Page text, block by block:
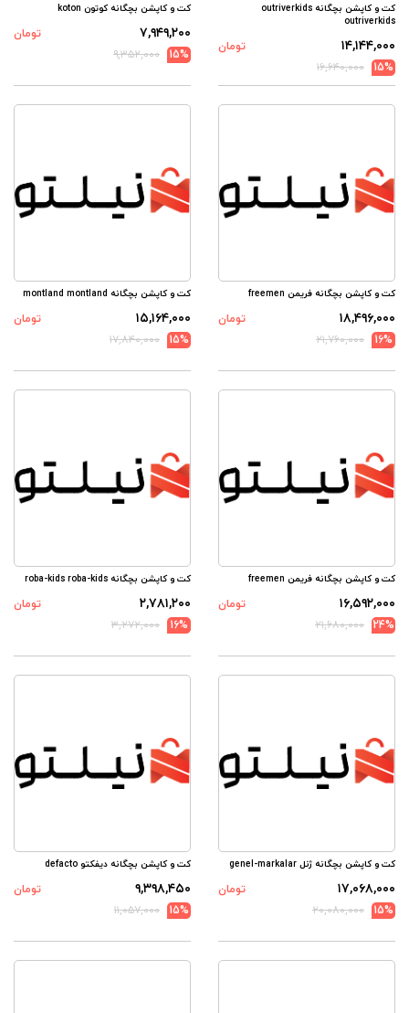
کت و کاپشن بچگانه outriverkids
outriverkids
۱۴,۱۴۴,۰۰۰
تومان
15%
۱۶,۶۴۰,۰۰۰
کت و کاپشن بچگانه کوتون koton
۷,۹۴۹,۲۰۰
تومان
15%
۹,۳۵۲,۰۰۰
کت و کاپشن بچگانه فریمن freemen
۱۸,۴۹۶,۰۰۰
تومان
16%
۲۱,۷۶۰,۰۰۰
کت و کاپشن بچگانه montland montland
۱۵,۱۶۴,۰۰۰
تومان
15%
۱۷,۸۴۰,۰۰۰
کت و کاپشن بچگانه فریمن freemen
۱۶,۵۹۲,۰۰۰
تومان
24%
۲۱,۶۸۰,۰۰۰
کت و کاپشن بچگانه roba-kids roba-kids
۲,۷۸۱,۲۰۰
تومان
16%
۳,۲۷۲,۰۰۰
کت و کاپشن بچگانه ژنل genel-markalar
۱۷,۰۶۸,۰۰۰
تومان
15%
۲۰,۰۸۰,۰۰۰
کت و کاپشن بچگانه دیفکتو defacto
۹,۳۹۸,۴۵۰
تومان
15%
۱۱,۰۵۷,۰۰۰